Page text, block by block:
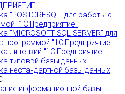
"POSTGRESQL" для работы с
"1С:Предприятие"
"MICROSOFT SQL SERVER" для
программой "1С:Предприятие"
лицензий "1С:Предприятие"
типовой базы данных
нестандартной базы данных
информационной базы